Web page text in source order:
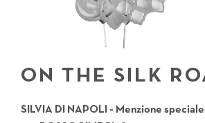
ON THE SILK
SILVIA DI NAPOLI - Menzione speciale